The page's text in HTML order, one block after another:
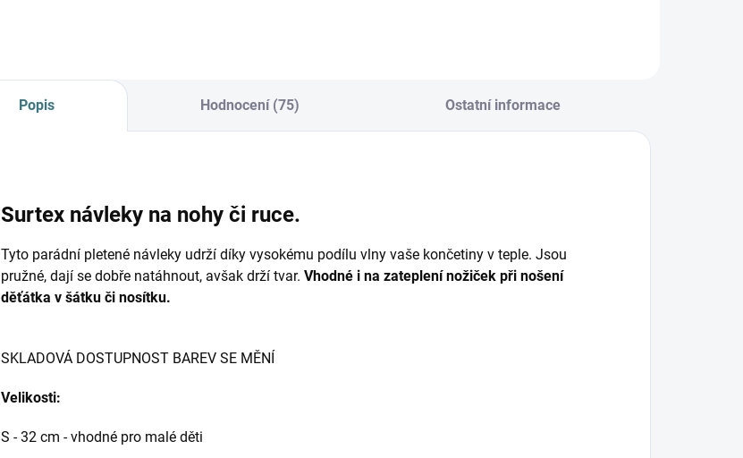
Popis Hodnocení (75) Ostatní informace
Surtex návleky na nohy či ruce.
Tyto parádní pletené návleky udrží díky vysokému podílu vlny vaše končetiny v teple. Jsou
pružné, dají se dobře natáhnout, avšak drží tvar. Vhodné i na zateplení nožiček při nošení
děťátka v šátku či nosítku.
SKLADOVÁ DOSTUPNOST BAREV SE MĚNÍ
Velikosti:
S - 32 cm - vhodné pro malé děti